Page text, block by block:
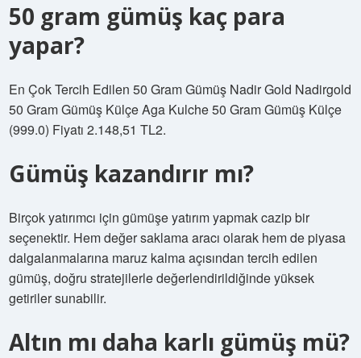
50 gram gümüş kaç para
yapar?
En Çok Tercih Edilen 50 Gram Gümüş Nadir Gold Nadirgold
50 Gram Gümüş Külçe Aga Kulche 50 Gram Gümüş Külçe
(999.0) Fiyatı 2.148,51 TL2.
Gümüş kazandırır mı?
Birçok yatırımcı için gümüşe yatırım yapmak cazip bir
seçenektir. Hem değer saklama aracı olarak hem de piyasa
dalgalanmalarına maruz kalma açısından tercih edilen
gümüş, doğru stratejilerle değerlendirildiğinde yüksek
getiriler sunabilir.
Altın mı daha karlı gümüş mü?